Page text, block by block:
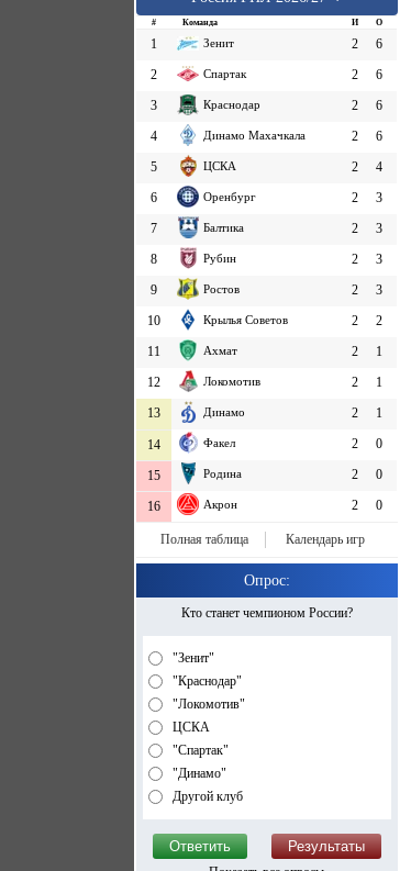
# Команда И О
1 Зенит 2
6
2
Спартак 2
6
3
Краснодар 2
6
4
Динамо Махачкала 2
6
5
ЦСКА 2
4
6
Оренбург 2
3
7
Балтика 2
3
8
Рубин 2
3
9
Ростов 2
3
10
Крылья Советов 2
2
11
Ахмат 2
1
12
Локомотив 2
1
13
Динамо 2 1
14 Факел 2 0
15 Родина 2 0
16 Акрон 2 0
Полная таблица Календарь игр
Опрос:
Кто станет чемпионом России?
"Зенит"
"Краснодар"
"Локомотив"
ЦСКА
"Спартак"
"Динамо"
Другой клуб